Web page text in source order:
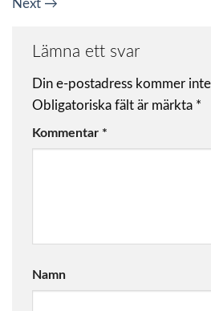
Next →
Lämna ett svar
Din e-postadress kommer
Obligatoriska fält är märkta *
Kommentar *
Namn